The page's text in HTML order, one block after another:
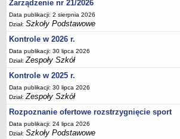
Deklaracja dostępności
PORADNIE PSYCHOLOGICZNO-PEDAGOGICZNE
Zespół Poradni
Dane podstawowe
Statut
Majątek
Godziny dyżurów
Ogłoszenia
Zarządzenia
Zarządzenie nr 21/2026
Data publikacji: 2 sierpnia 2026
Dział:Szkoły Podstawowe
Kontrole w 2026 r.
Data publikacji: 30 lipca 2026
Dział:Zespoły Szkół
Kontrole w 2025 r.
Data publikacji: 30 lipca 2026
Dział:Zespoły Szkół
Rozpoznanie ofertowe rozstrzygnięcie sport
Data publikacji: 24 lipca 2026
Dział:Szkoły Podstawowe